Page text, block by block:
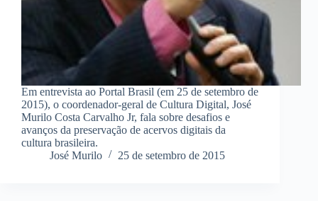
Em entrevista ao Portal Brasil (em 25 de setembro de
2015), o coordenador-geral de Cultura Digital, José
Murilo Costa Carvalho Jr, fala sobre desafios e
avanços da preservação de acervos digitais da
cultura brasileira.
José Murilo
25 de setembro de 2015